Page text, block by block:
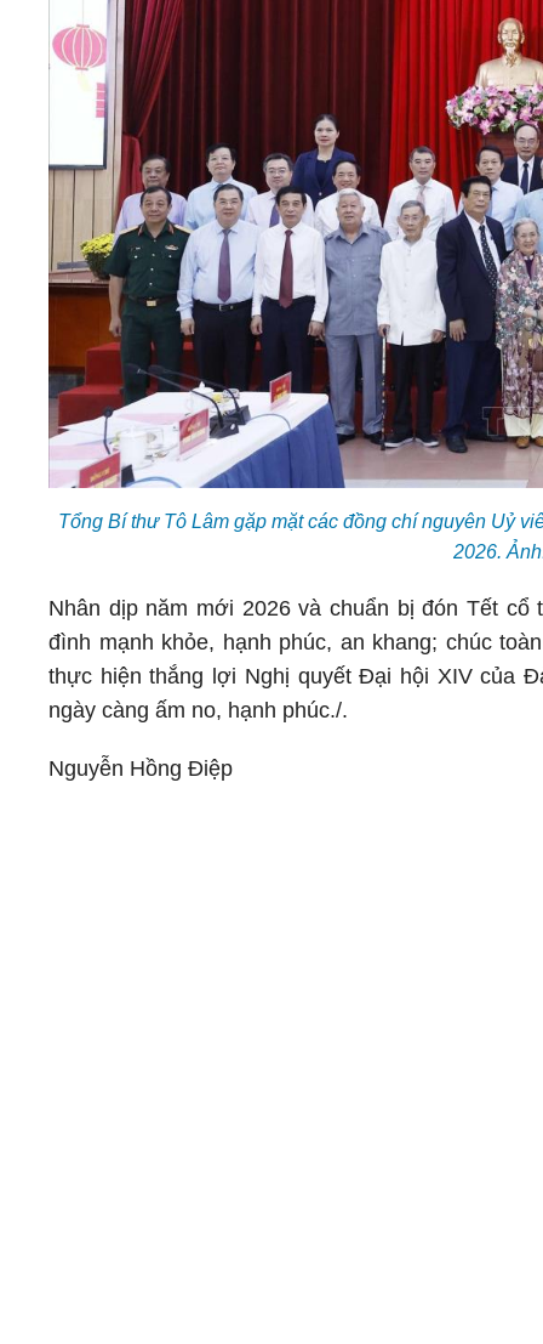
Tổng Bí thư Tô Lâm gặp mặt các đồng chí nguyên Uỷ
2026.
Nhân dịp năm mới 2026 và chuẩn bị đón Tết
đình mạnh khỏe, hạnh phúc, an khang; chúc
thực hiện thắng lợi Nghị quyết Đại hội XIV của
ngày càng ấm no, hạnh phúc./.
Nguyễn Hồng Điệp